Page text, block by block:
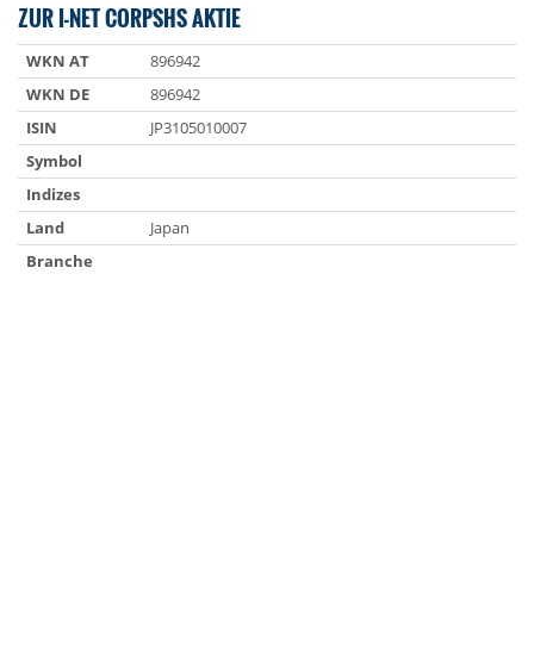
ZUR I-NET CORPSHS AKTIE
WKN AT
896942
WKN DE
896942
ISIN
JP3105010007
Symbol
Indizes
Land
Japan
Branche